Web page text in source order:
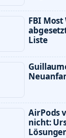
FBI
Liste
AirPods
nicht: